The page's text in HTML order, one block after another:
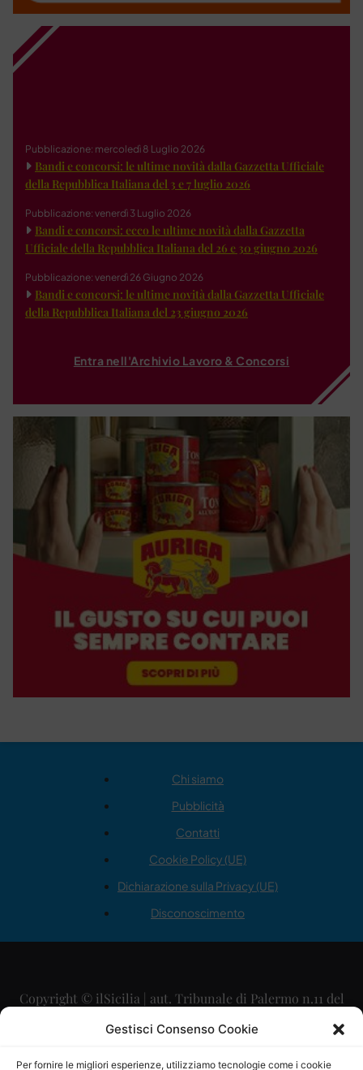
Gestisci Consenso Cookie
Per fornire le migliori esperienze, utilizziamo tecnologie come i cookie
Pubblicazione: mercoledì 8 Luglio 2026
Bandi e concorsi: le ultime novità dalla Gazzetta Ufficiale
della Repubblica Italiana del 3 e 7 luglio 2026
Pubblicazione: venerdì 3 Luglio 2026
Bandi e concorsi: ecco le ultime novità dalla Gazzetta
Ufficiale della Repubblica Italiana del 26 e 30 giugno 2026
Pubblicazione: venerdì 26 Giugno 2026
Bandi e concorsi: le ultime novità dalla Gazzetta Ufficiale
della Repubblica Italiana del 23 giugno 2026
Entra nell'Archivio Lavoro & Concorsi
Chi siamo
Pubblicità
Contatti
Cookie Policy (UE)
Dichiarazione sulla Privacy (UE)
Disconoscimento
Copyright © ilSicilia | aut. Tribunale di Palermo n.11 del
29/09/2015